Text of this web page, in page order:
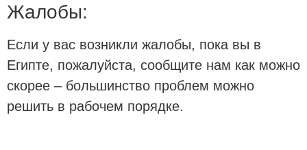
Жалобы:
Если у вас возникли жалобы, пока вы в
Египте, пожалуйста, сообщите нам как можно
скорее – большинство проблем можно
решить в рабочем порядке.